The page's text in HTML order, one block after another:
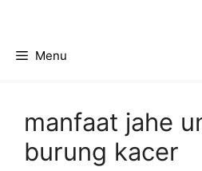
contentMenu
manfaat jahe
burung kacer